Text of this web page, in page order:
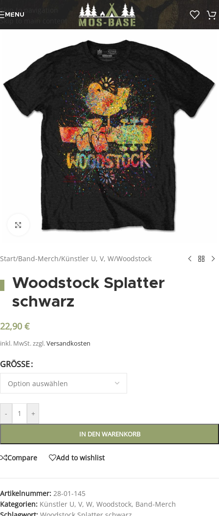
Skip to navigation
Skip to main content
MENU
Click to enlarge
Start/Band-Merch/Künstler U, V, W/Woodstock
Woodstock Splatter
schwarz
22,90 €
inkl. MwSt.zzgl.Versandkosten
GRÖSSE
- +
IN DEN WARENKORB
Compare Add to wishlist
Artikelnummer: 28-01-145
Kategorien: Künstler U, V, W, Woodstock, Band-Merch